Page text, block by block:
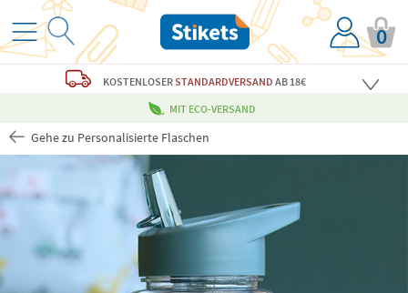
0
KOSTENLOSERSTANDARDVERSAND AB 18€
MIT ECO-VERSAND
Gehe zu Personalisierte Flaschen